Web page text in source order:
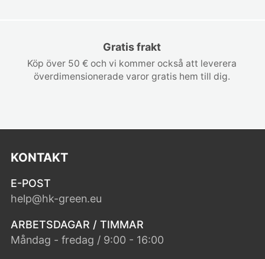
Gratis frakt
Köp över 50 € och vi kommer också att leverera
överdimensionerade varor gratis hem till dig.
KONTAKT
E-POST
help@hk-green.eu
ARBETSDAGAR / TIMMAR
Måndag - fredag / 9:00 - 16:00